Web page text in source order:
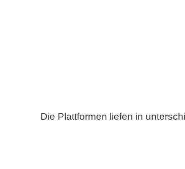
Die Plattformen liefen in